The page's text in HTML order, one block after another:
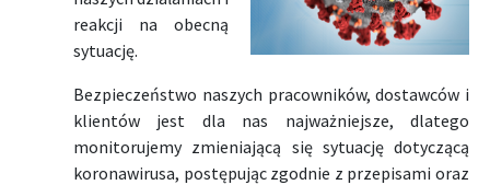
reakcji na obecną
sytuację.
Bezpieczeństwo naszych pracowników, dostawców i
klientów jest dla nas najważniejsze, dlatego
monitorujemy zmieniającą się sytuację dotyczącą
koronawirusa, postępując zgodnie z przepisami oraz